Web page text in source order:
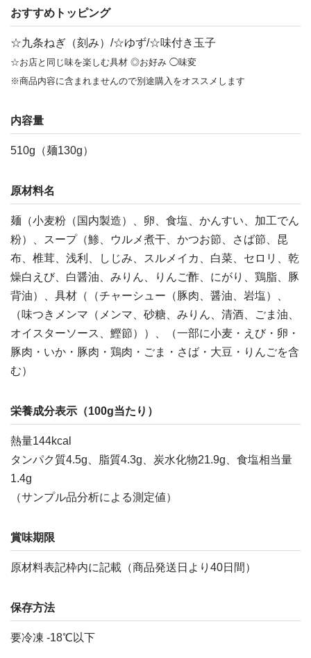
おすすめトッピング
☆九条ねぎ（刻み）/☆ゆず/☆味付き玉子
☆お店と同じ味を楽しむ具材 ◎お好み ◯味変
※商品内容に含まれませんので別途購入をオススメします
内容量
510g（麺130g）
原材料名
麺（小麦粉（国内製造）、卵、食塩、かんすい、加工でん
粉）、スープ（鯵、ウルメ煮干、かつお節、さば節、昆
布、椎茸、浅利、しじみ、スルメイカ、白菜、セロリ、乾
燥白えび、白醤油、みりん、りんご酢、にがり、鶏脂、豚
背油）、具材（（チャーシュー（豚肉、醤油、岩塩）、
（味つきメンマ（メンマ、砂糖、みりん、清酒、ごま油、
オイスターソース、鰹節））、（一部に小麦・えび・卵・
豚肉・いか・豚肉・鶏肉・ごま・さば・大豆・りんごを含
む）
栄養成分表示（100g当たり）
熱量144kcal
タンパク質4.5g、脂質4.3g、炭水化物21.9g、食塩相当量
1.4g
（サンプル品分析による測定値）
賞味期限
原材料表記枠内に記載（商品発送日より40日間）
保存方法
要冷凍 -18℃以下